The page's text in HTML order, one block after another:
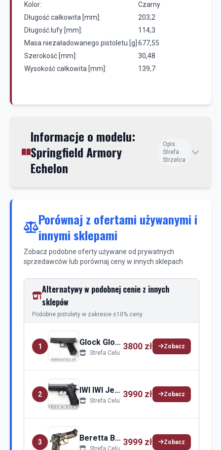
Kolor:
Czarny
Długość całkowita [mm]:
203,2
Długość lufy [mm]:
114,3
Masa niezaładowanego pistoletu [g] 677,55
Szerokość [mm]:
30,48
Wysokość całkowita [mm]:
139,7
Informacje o modelu:
Springfield Armory
Echelon
Opis
Strefa
Strzelca
Porównaj z ofertami używanymi i
innymi sklepami
Zobacz podobne oferty używane od prywatnych
sprzedawców lub porównaj ceny w innych sklepach
Alternatywy w podobnej cenie z innych
sklepów
Podobne pistolety w zakresie ±10% ceny
1 Glock Glock 49
Strefa Celu
3800 zł Zobacz
2 IWI IWI Jericho 941
Strefa Celu
3990 zł Zobacz
3 Beretta Beretta 80X
Strefa Celu
3999 zł Zobacz